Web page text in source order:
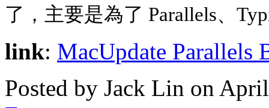
了，主要是為了 Parallels、
link: MacUpdate Parallels
Posted by Jack Lin on